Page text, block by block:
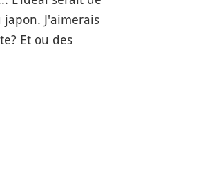
J'aimerais
Et ou des